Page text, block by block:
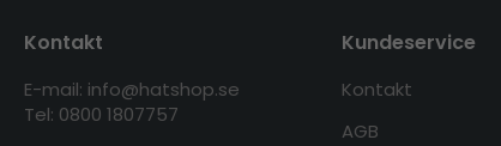
Kontakt
E-mail: info@hatshop.se
Tel: 0800 1807757
Kundeservice
Kontakt
AGB